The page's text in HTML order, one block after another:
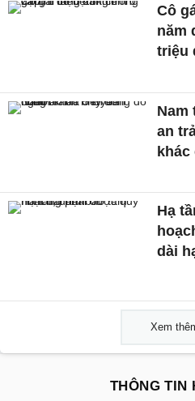
Cô
năm
triệu
Nam
an
khác
Hạ
dài
Xem
THÔNG TIN